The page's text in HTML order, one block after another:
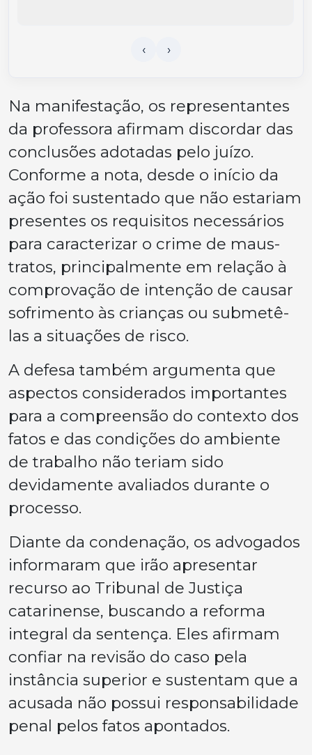
Na manifestação, os representantes
da professora afirmam discordar das
conclusões adotadas pelo juízo.
Conforme a nota, desde o início da
ação foi sustentado que não estariam
presentes os requisitos necessários
para caracterizar o crime de maus-
tratos, principalmente em relação à
comprovação de intenção de causar
sofrimento às crianças ou submetê-
las a situações de risco.
A defesa também argumenta que
aspectos considerados importantes
para a compreensão do contexto dos
fatos e das condições do ambiente
de trabalho não teriam sido
devidamente avaliados durante o
processo.
Diante da condenação, os advogados
informaram que irão apresentar
recurso ao Tribunal de Justiça
catarinense, buscando a reforma
integral da sentença. Eles afirmam
confiar na revisão do caso pela
instância superior e sustentam que a
acusada não possui responsabilidade
penal pelos fatos apontados.